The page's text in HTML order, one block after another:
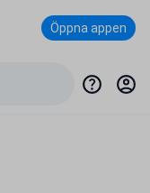
Öppna appen